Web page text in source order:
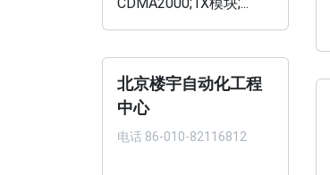
北京楼宇自动化工程
中心
电话 86-010-82116812